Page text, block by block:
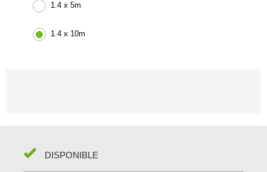
1.4 x 5m
1.4 x 10m
DISPONIBLE